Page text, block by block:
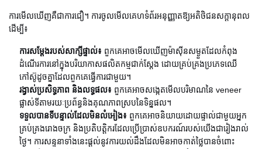
ការមើលឃើញគឺជាការជឿ។ ការចូលមើលគេហទំព័រអនុញ្ញាតឱ្យអតិថិជនសក្តានុពល
ដើម្បី៖
ការសម្តែងរបស់សាក្សីផ្ទាល់៖ ពួកគេអាចមើលឃើញម៉ាស៊ីនសម្ងួតដែលកំពុង
ដំណើរការនៅក្នុងបរិយាកាសផលិតកម្មជាក់ស្តែង ដោយគ្រប់គ្រងប្រភេទឈើ
កៅស៊ូដូចគ្នាដែលពួកគេធ្វើការជាមួយ។
រង្វាស់ប្រសិទ្ធភាព និងលទ្ធផល៖ ពួកគេអាចសង្កេតមើលបរិមាណនៃ veneer
ផ្លាស់ទីតាមរយៈប្រព័ន្ធនិងគុណភាពស្របនៃទិន្នផល។
ទទួលបានទីបន្ទាល់ដែលមិនលំអៀង៖ ពួកគេអាចនិយាយដោយផ្ទាល់ជាមួយអ្នក
គ្រប់គ្រងរោងចក្រ និងប្រតិបត្តិករដែលប្រើប្រាស់ឧបករណ៍របស់យើងជារៀងរាល់
ថ្ងៃ។ ការសន្ទនាទាំងនេះផ្តល់នូវការយល់ដឹងដែលមិនអាចកាត់ថ្លៃបានចំពោះ